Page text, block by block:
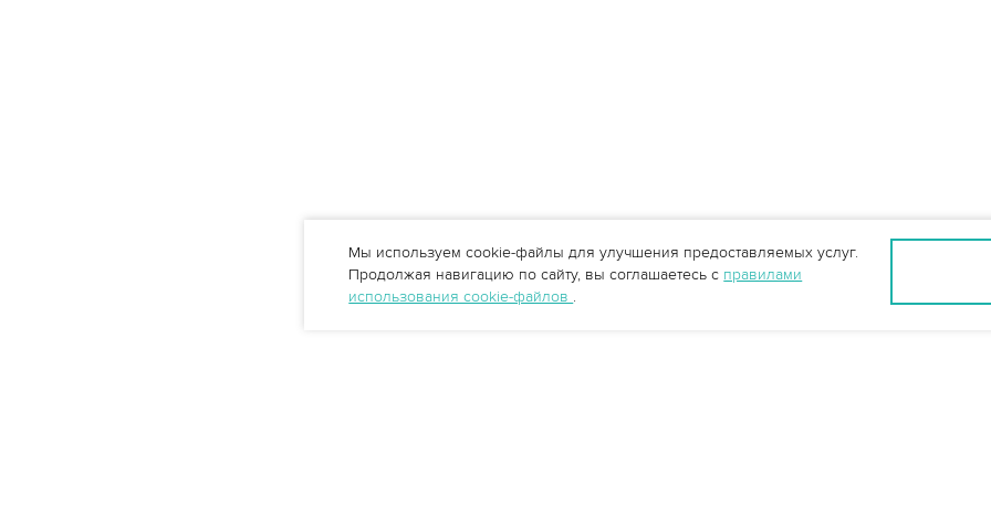
Мы используем cookie-файлы для улучшения предоставляемых услуг.
Продолжая навигацию по сайту, вы соглашаетесь с правилами
использования cookie-файлов .